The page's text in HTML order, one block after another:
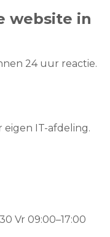
website in
24 uur reactie.
IT-afdeling.
Vr 09:00–17:00